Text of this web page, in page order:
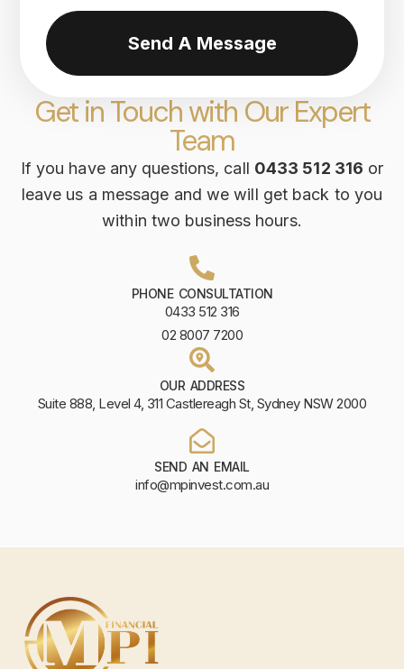
Get in Touch with Our Expert
Team
If you have any questions, call 0433 512 316 or
leave us a message and we will get back to you
within two business hours.
PHONE CONSULTATION
0433 512 316
02 8007 7200
OUR ADDRESS
Suite 888, Level 4, 311 Castlereagh St, Sydney NSW 2000
SEND AN EMAIL
info@mpinvest.com.au
Send A Message